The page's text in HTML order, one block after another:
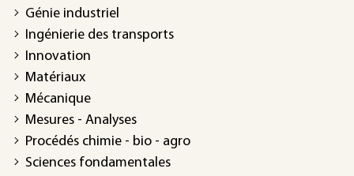
Génie industriel
Ingénierie des transports
Innovation
Matériaux
Mécanique
Mesures - Analyses
Procédés chimie - bio - agro
Sciences fondamentales